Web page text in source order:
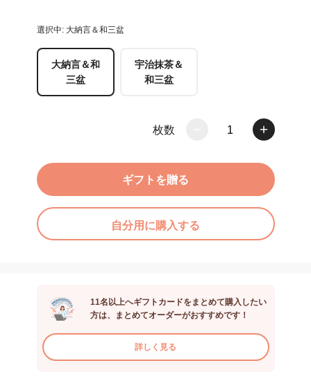
選択中: 大納言＆和三盆
大納言＆和
三盆
宇治抹茶＆
和三盆
枚数 1
ギフトを贈る
自分用に購入する
11名以上へギフトカードをまとめて購入したい
方は、まとめてオーダーがおすすめです！
詳しく見る